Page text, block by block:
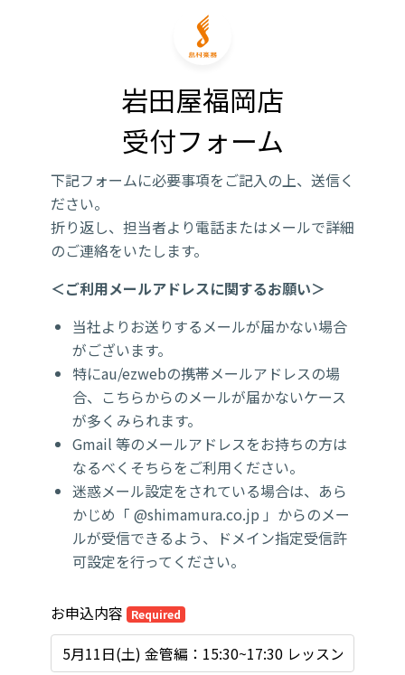
岩田屋福岡店
受付フォーム
下記フォームに必要事項をご記入の上、送信く
ださい。
折り返し、担当者より電話またはメールで詳細
のご連絡をいたします。
＜ご利用メールアドレスに関するお願い＞
当社よりお送りするメールが届かない場合
がございます。
特にau/ezwebの携帯メールアドレスの場
合、こちらからのメールが届かないケース
が多くみられます。
Gmail 等のメールアドレスをお持ちの方は
なるべくそちらをご利用ください。
迷惑メール設定をされている場合は、あら
かじめ「 @shimamura.co.jp 」からのメー
ルが受信できるよう、ドメイン指定受信許
可設定を行ってください。
お申込内容 Required